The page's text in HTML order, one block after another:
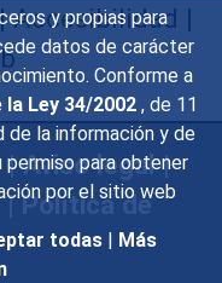
y propias para
datos de carácter
Conforme a
Ley 34/2002 , de 11
de la información y de
para obtener
por el sitio web
todas | Más
Accesibilidad |
|Aviso legal|
|Política de